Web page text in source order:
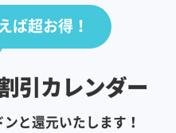
ば超お得！
引カレンダー
と還元いたします！